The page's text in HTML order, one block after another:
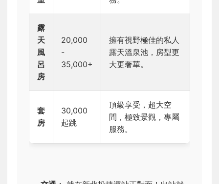
露
天
風
呂
房
20,000
-
35,000+
擁有視野極佳的私人
露天溫泉池，房型更
大更奢華。
套
房
30,000
起跳
頂級享受，超大空
間，極致景觀，專屬
服務。